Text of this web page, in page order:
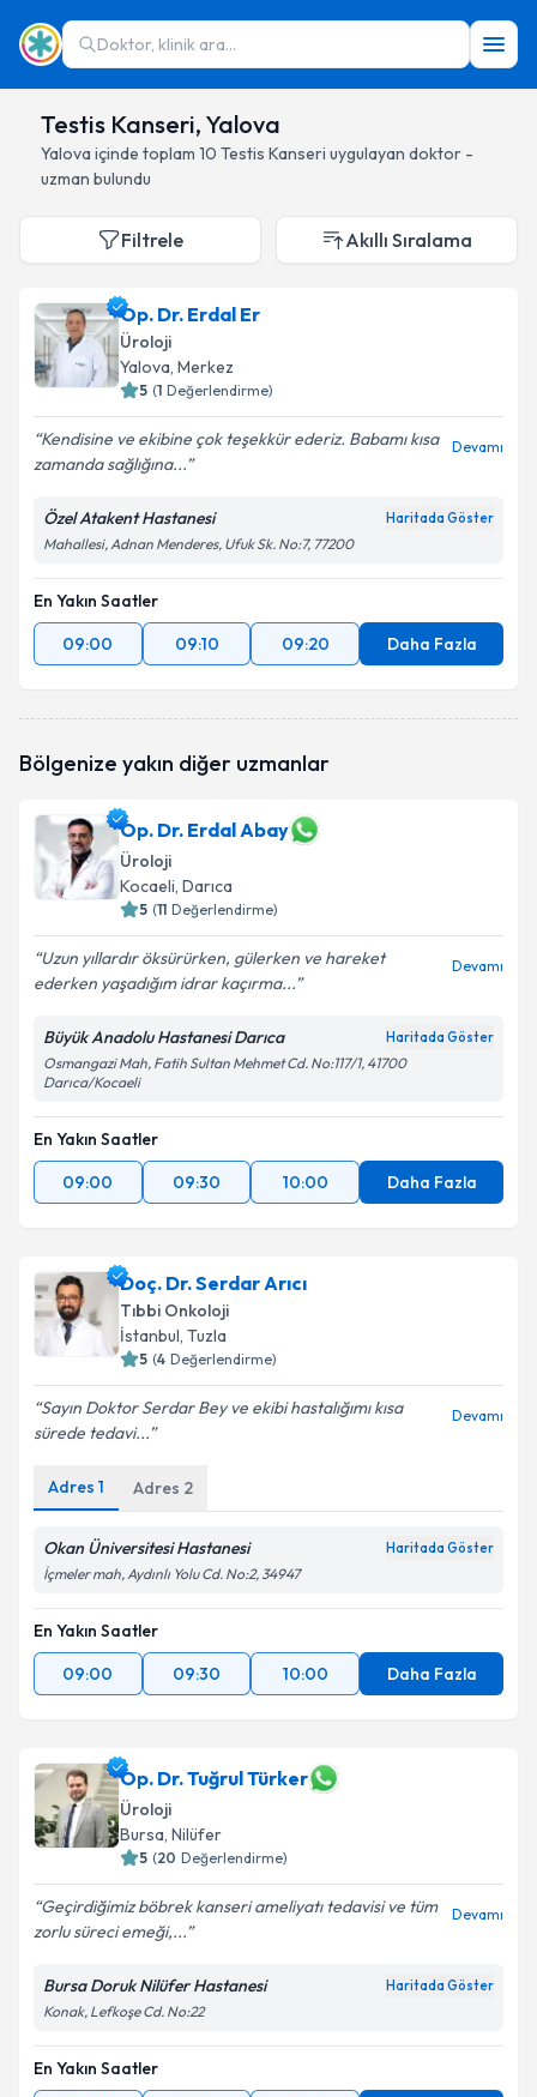
Doktor, klinik ara...
Testis Kanseri, Yalova
Yalova içinde toplam 10 Testis Kanseri uygulayan doktor -
uzman bulundu
Filtrele Akıllı Sıralama
Op. Dr. Erdal Er
Üroloji
Yalova, Merkez
5 (1 Değerlendirme)
Kendisine ve ekibine çok teşekkür ederiz. Babamı kısa
zamanda sağlığına...
Devamı
Özel Atakent Hastanesi Haritada Göster
Mahallesi, Adnan Menderes, Ufuk Sk. No:7, 77200
En Yakın Saatler
09:00
09:10 09:20 Daha Fazla
Bölgenize yakın diğer uzmanlar
Op. Dr. Erdal Abay
Üroloji
Kocaeli, Darıca
5 (11 Değerlendirme)
Uzun yıllardır öksürürken, gülerken ve hareket
ederken yaşadığım idrar kaçırma...
Devamı
Büyük Anadolu Hastanesi Darıca Haritada Göster
Osmangazi Mah, Fatih Sultan Mehmet Cd. No:117/1, 41700
Darıca/Kocaeli
En Yakın Saatler
09:00
09:30 10:00 Daha Fazla
Doç. Dr. Serdar Arıcı
Tıbbi Onkoloji
İstanbul, Tuzla
5 (4 Değerlendirme)
Sayın Doktor Serdar Bey ve ekibi hastalığımı kısa
sürede tedavi...
Devamı
Adres 1 Adres 2
Okan Üniversitesi Hastanesi Haritada Göster
İçmeler mah, Aydınlı Yolu Cd. No:2, 34947
En Yakın Saatler
09:00
09:30 10:00 Daha Fazla
Op. Dr. Tuğrul Türker
Üroloji
Bursa, Nilüfer
5 (20 Değerlendirme)
Geçirdiğimiz böbrek kanseri ameliyatı tedavisi ve tüm
zorlu süreci emeği,...
Devamı
Bursa Doruk Nilüfer Hastanesi Haritada Göster
Konak, Lefkoşe Cd. No:22
En Yakın Saatler